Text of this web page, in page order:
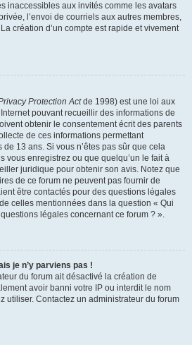
inaccessibles aux invités comme les avatars
l’envoi de courriels aux autres membres,
création d’un compte est rapide et vivement
Protection Actde 1998) est une loi aux
pouvant recueillir des informations de
obtenir le consentement écrit des parents
de ces informations permettant
13 ans. Si vous n’êtes pas sûr que cela
vous enregistrez ou que quelqu’un le fait à
juridique pour obtenir son avis. Notez que
de ce forum ne peuvent pas fournir de
être contactés pour des questions légales
celles mentionnées dans la question « Qui
légales concernant ce forum ? ».
je n’y parviens pas !
du forum ait désactivé la création de
avoir banni votre IP ou interdit le nom
utiliser. Contactez un administrateur du forum